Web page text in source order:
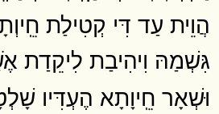
הֲוֵית עַד דִּי קְטִילַת
גִּשְׁמַהּ וִיהִיבַת לִיקֵדַת
וּשְׁאָר חֵֽיוָתָא הֶעְדִּיו